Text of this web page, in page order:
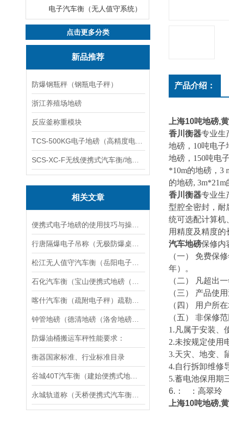
电子汽车衡（无人值守系统）
点击更多分类
新品推荐
防爆钢瓶秤（钢瓶电子秤）
浙江养殖场地磅
反应釜称重模块
相关文章
防爆油桶搬运车秤性能要求：
衡器国家标准、行业标准目录
产品介绍：
上海10吨地磅,
香川衡器专业生
地磅，10吨电子
地磅，150吨电
*10m的地磅，3
的地磅,
香川衡器专业生
型腔全密封，耐
统可选配计算机
用精度及精度
汽车地磅保修内
（一） 免费保
年）。
（二） 凡超出
（三） 产品使
（四） 用户所
（五） 非保修
1.凡属于安装、
2.未按规定使用
3.天灾、地变、
4.自行拆卸维修
5.蓄电池保用期
6.：
：高翠玲
上海10吨地磅,